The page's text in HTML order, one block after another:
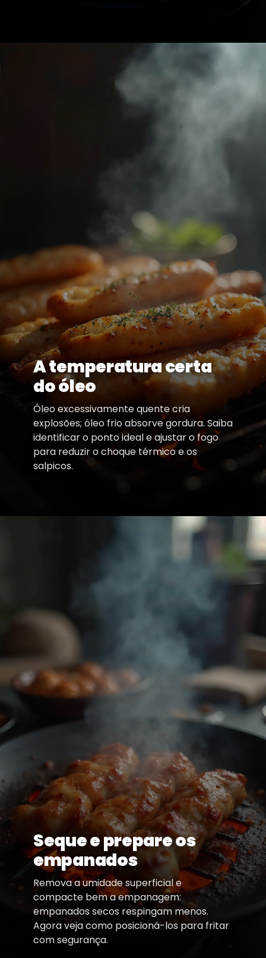
A temperatura certa
do óleo
Óleo excessivamente quente cria
explosões; óleo frio absorve gordura. Saiba
identificar o ponto ideal e ajustar o fogo
para reduzir o choque térmico e os
salpicos.
Seque e prepare os
empanados
Remova a umidade superficial e
compacte bem a empanagem:
empanados secos respingam menos.
Agora veja como posicioná-los para fritar
com segurança.